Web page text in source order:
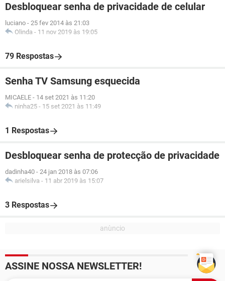
Desbloquear senha de privacidade de celular
luciano - 25 fev 2014 às 21:03
Olinda - 11 nov 2019 às 19:05
79 Respostas
Senha TV Samsung esquecida
MICAELE - 14 set 2021 às 11:20
ninha25 - 15 set 2021 às 11:49
1 Respostas
Desbloquear senha de protecção de privacidade
dadinha40 - 24 jan 2018 às 07:06
arielsilva - 11 abr 2019 às 15:07
3 Respostas
ASSINE NOSSA NEWSLETTER!